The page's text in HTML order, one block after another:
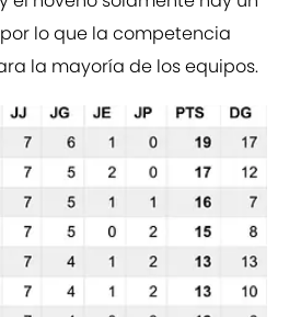
lo que la competencia
la mayoría de los equipos.